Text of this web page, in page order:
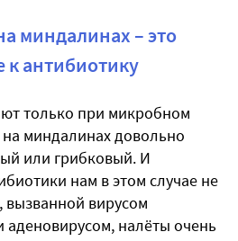
миндалинах – это
к антибиотику
только при микробном
миндалинах довольно
или грибковый. И
нам в этом случае не
вызванной вирусом
налёты очень